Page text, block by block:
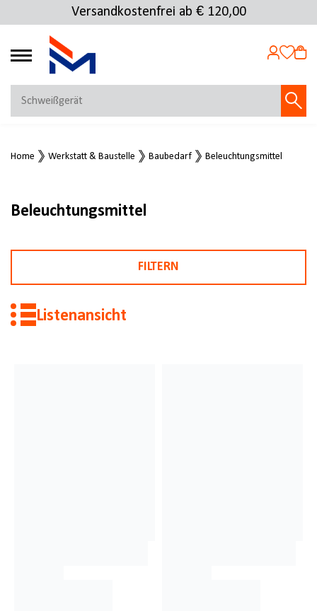
Versandkostenfrei ab € 120,00
4.72
MEIN KONTO
Jetzt anmelden
Jetzt registrieren
Home Werkstatt & Baustelle Baubedarf Beleuchtungsmittel
Beleuchtungsmittel
FILTERN
Listenansicht